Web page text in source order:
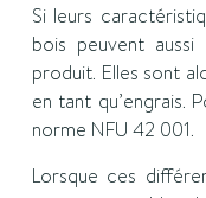
Si leurs
bois peuvent
produit. Elles sont
en tant qu’engrais.
norme NFU 42 001.
Lorsque ces